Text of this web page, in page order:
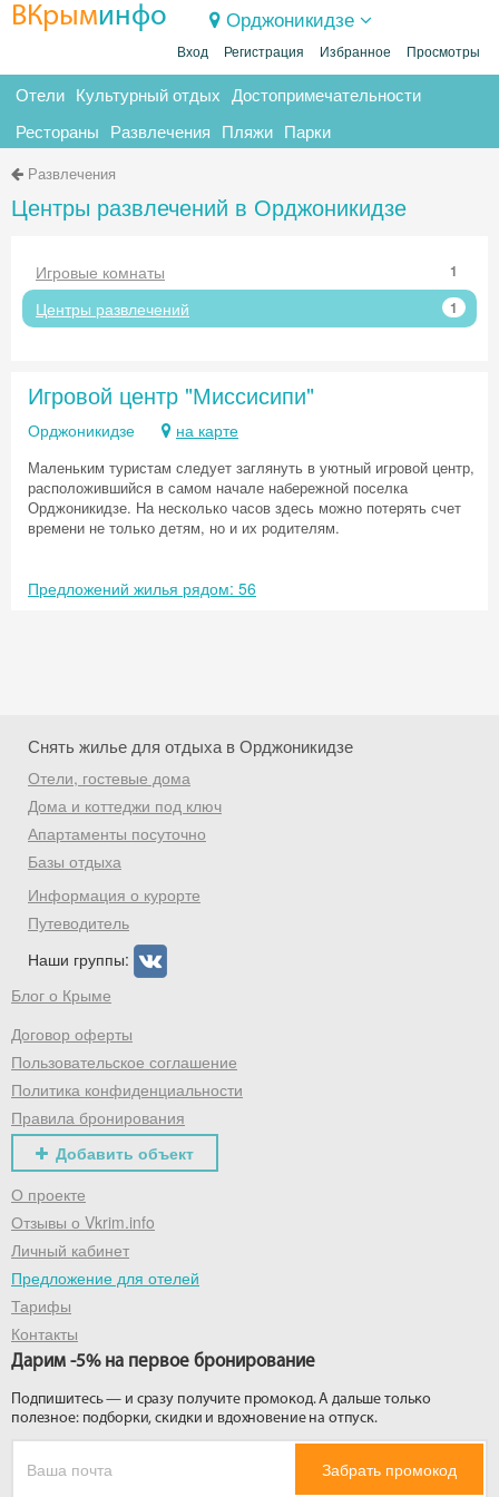
ВКрыминфо Орджоникидзе
Вход Регистрация Избранное Просмотры
Отели Культурный отдых Достопримечательности
Рестораны Развлечения Пляжи Парки
Развлечения
Центры развлечений в Орджоникидзе
Игровые комнаты 1
Центры развлечений 1
Игровой центр "Миссисипи"
Орджоникидзе на карте
Маленьким туристам следует заглянуть в уютный игровой центр,
расположившийся в самом начале набережной поселка
Орджоникидзе. На несколько часов здесь можно потерять счет
времени не только детям, но и их родителям.
Предложений жилья рядом: 56
Снять жилье для отдыха в Орджоникидзе
Отели, гостевые дома
Дома и коттеджи под ключ
Апартаменты посуточно
Базы отдыха
Информация о курорте
Путеводитель
Наши группы:
Блог о Крыме
Договор оферты
Пользовательское соглашение
Политика конфиденциальности
Правила бронирования
Добавить объект
О проекте
Отзывы о Vkrim.info
Личный кабинет
Предложение для отелей
Тарифы
Контакты
Дарим -5% на первое бронирование
Подпишитесь — и сразу получите промокод. А дальше только
полезное: подборки, скидки и вдохновение на отпуск.
Забрать промокод
Скидка −5%
Хочешь дешевле? Оставь почту и получи
промокод на первое бронирование!